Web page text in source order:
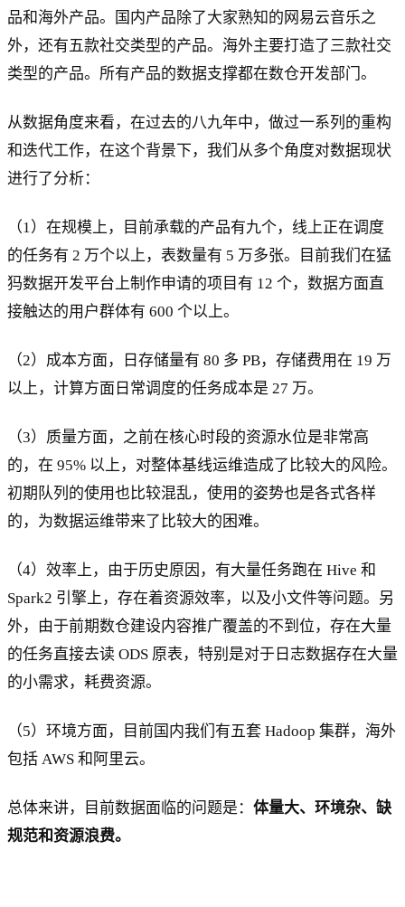
品和海外产品。国内产品除了大家熟知的网易云音乐之
外，还有五款社交类型的产品。海外主要打造了三款社交
类型的产品。所有产品的数据支撑都在数仓开发部门。
从数据角度来看，在过去的八九年中，做过一系列的重构
和迭代工作，在这个背景下，我们从多个角度对数据现状
进行了分析：
（1）在规模上，目前承载的产品有九个，线上正在调度
的任务有 2 万个以上，表数量有 5 万多张。目前我们在猛
犸数据开发平台上制作申请的项目有 12 个，数据方面直
接触达的用户群体有 600 个以上。
（2）成本方面，日存储量有 80 多 PB，存储费用在 19 万
以上，计算方面日常调度的任务成本是 27 万。
（3）质量方面，之前在核心时段的资源水位是非常高
的，在 95% 以上，对整体基线运维造成了比较大的风险。
初期队列的使用也比较混乱，使用的姿势也是各式各样
的，为数据运维带来了比较大的困难。
（4）效率上，由于历史原因，有大量任务跑在 Hive 和
Spark2 引擎上，存在着资源效率，以及小文件等问题。另
外，由于前期数仓建设内容推广覆盖的不到位，存在大量
的任务直接去读 ODS 原表，特别是对于日志数据存在大量
的小需求，耗费资源。
（5）环境方面，目前国内我们有五套 Hadoop 集群，海外
包括 AWS 和阿里云。
总体来讲，目前数据面临的问题是： 体量大、环境杂、缺
规范和资源浪费。